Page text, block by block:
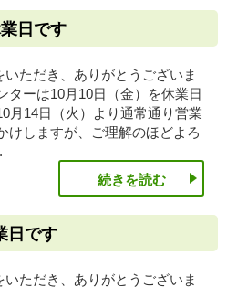
日です
ただき、ありがとうございま
ターは10月10日（金）を休業日
月14日（火）より通常通り営業
けしますが、ご理解のほどよろ
続きを読む
日です
ただき、ありがとうございま